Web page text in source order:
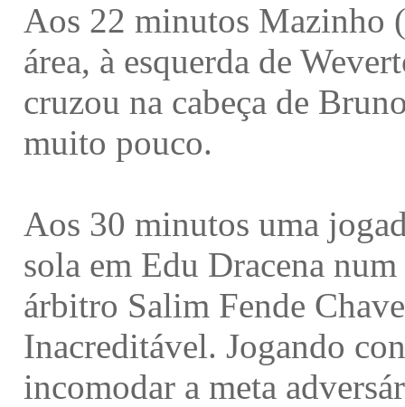
Aos 22 minutos Mazinho
área, à esquerda de
cruzou na cabeça de
muito pouco.
Aos 30 minutos uma
sola em Edu Dracena
árbitro Salim Fende
Inacreditável. Jogando
incomodar a meta